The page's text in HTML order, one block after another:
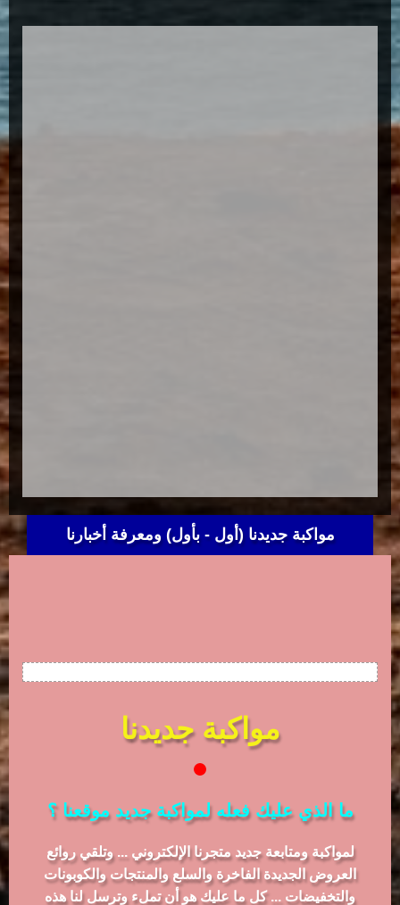
مواكبة جديدنا (أول - بأول) ومعرفة أخبارنا
مواكبة جديدنا
ما الذي عليك فعله لمواكبة جديد موقعنا ؟
لمواكبة ومتابعة جديد متجرنا الإلكتروني ... وتلقي روائع
العروض الجديدة الفاخرة والسلع والمنتجات والكوبونات
والتخفيضات ... كل ما عليك هو أن تملء وترسل لنا هذه